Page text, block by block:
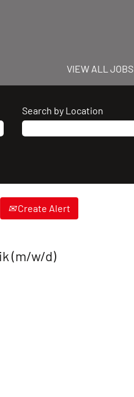
VIEW ALL JOBS
Search by Location
Create Alert
(m/w/d)